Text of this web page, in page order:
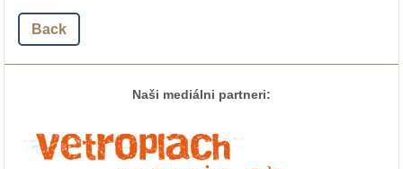
Back
Naši mediálni partneri: